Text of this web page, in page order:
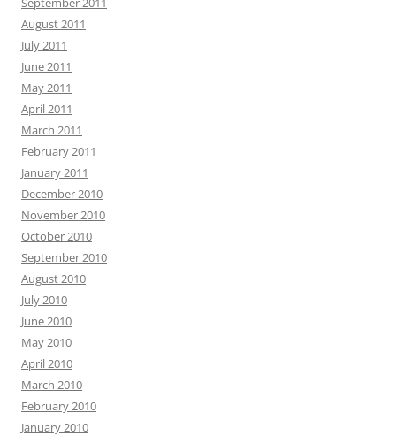
August 2011
July 2011
June 2011
May 2011
April 2011
March 2011
February 2011
January 2011
December 2010
November 2010
October 2010
September 2010
August 2010
July 2010
June 2010
May 2010
April 2010
March 2010
February 2010
January 2010